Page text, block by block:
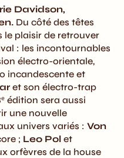
Davidson,
Du côté des têtes
le plaisir de retrouver
: les incontournables
électro-orientale,
incandescente et
et son électro-trap
édition sera aussi
une nouvelle
univers variés : Von
; Leo Pol et
orfèvres de la house